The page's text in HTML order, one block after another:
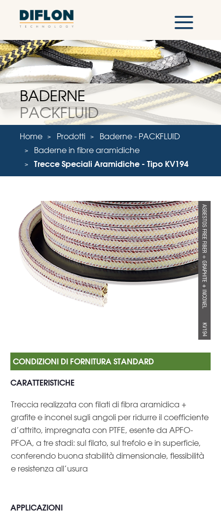
BADERNE
PACKFLUID
Home Prodotti
Baderne - PACKFLUID
Baderne in fibre aramidiche
Trecce Speciali Aramidiche - Tipo KV194
CARATTERISTICHE
Treccia realizzata con filati di fibra aramidica +
grafite e inconel sugli angoli per ridurre il coefficiente
d’attrito, impregnata con PTFE, esente da APFO-
PFOA, a tre stadi: sul filato, sul trefolo e in superficie,
conferendo buona stabilità dimensionale, flessibilità
e resistenza all’usura
APPLICAZIONI